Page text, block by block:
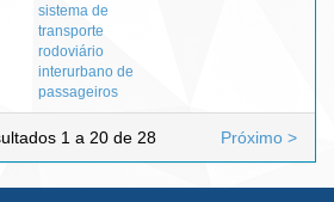
sistema de
transporte
rodoviário
interurbano de
passageiros
1 a 20 de 28 Próximo >